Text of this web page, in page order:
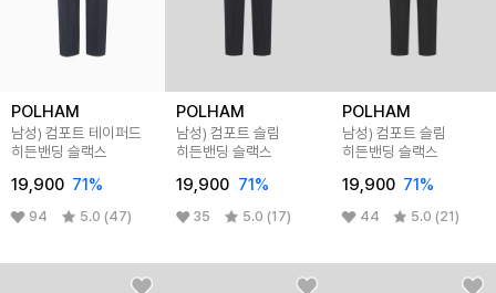
POLHAM
남성) 컴포트 테이퍼드
히든밴딩 슬랙스
19,900 71%
94 5.0 (47)
POLHAM
남성) 컴포트 슬림
히든밴딩 슬랙스
19,900 71%
35 5.0 (17)
POLHAM
남성) 컴포트 슬림
히든밴딩 슬랙스
19,900 71%
44 5.0 (21)